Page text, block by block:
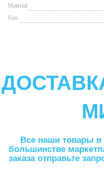
Material
Size
Все наши товары в
большинстве
заказа отправьте